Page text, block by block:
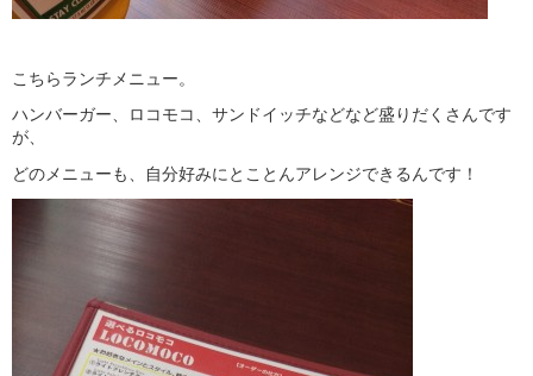
こちらランチメニュー。
ハンバーガー、ロコモコ、サンドイッチなどなど盛りだくさんです
が、
どのメニューも、自分好みにとことんアレンジできるんです！